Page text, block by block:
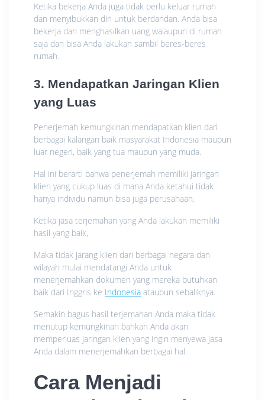
Ketika bekerja Anda juga tidak perlu keluar rumah
dan menyibukkan diri untuk berdandan. Anda bisa
bekerja dan menghasilkan uang walaupun di rumah
saja dan bisa Anda lakukan sambil beres-beres
rumah.
3. Mendapatkan Jaringan Klien
yang Luas
Penerjemah kemungkinan mendapatkan klien dari
berbagai kalangan baik masyarakat Indonesia maupun
luar negeri, baik yang tua maupun yang muda.
Hal ini berarti bahwa penerjemah memiliki jaringan
klien yang cukup luas di mana Anda ketahui tidak
hanya individu namun bisa juga perusahaan.
Ketika jasa terjemahan yang Anda lakukan memiliki
hasil yang baik,
Maka tidak jarang klien dari berbagai negara dan
wilayah mulai mendatangi Anda untuk
menerjemahkan dokumen yang mereka butuhkan
baik dari Inggris ke Indonesia ataupun sebaliknya.
Semakin bagus hasil terjemahan Anda maka tidak
menutup kemungkinan bahkan Anda akan
memperluas jaringan klien yang ingin menyewa jasa
Anda dalam menerjemahkan berbagai hal.
Cara Menjadi